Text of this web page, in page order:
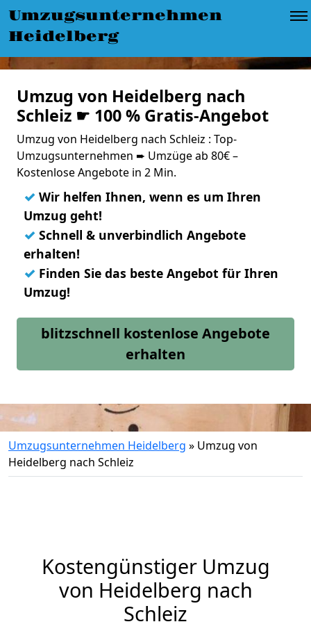
Umzugsunternehmen
Heidelberg
Umzug von Heidelberg nach
Schleiz ☛ 100 % Gratis-Angebot
Umzug von Heidelberg nach Schleiz : Top-
Umzugsunternehmen ➨ Umzüge ab 80€ –
Kostenlose Angebote in 2 Min.
✓ Wir helfen Ihnen, wenn es um Ihren
Umzug geht!
✓ Schnell & unverbindlich Angebote
erhalten!
✓ Finden Sie das beste Angebot für Ihren
Umzug!
blitzschnell kostenlose Angebote
erhalten
Umzugsunternehmen Heidelberg » Umzug von
Heidelberg nach Schleiz
Kostengünstiger Umzug
von Heidelberg nach
Schleiz